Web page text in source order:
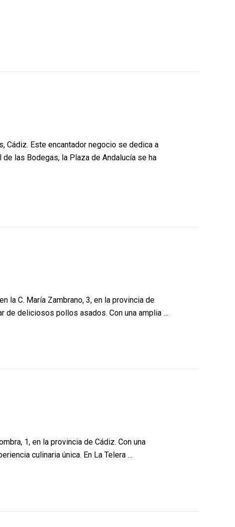
Cádiz. Este encantador negocio se dedica a
las Bodegas, la Plaza de Andalucía se ha
la C. María Zambrano, 3, en la provincia de
de deliciosos pollos asados. Con una amplia …
1, en la provincia de Cádiz. Con una
culinaria única. En La Telera …